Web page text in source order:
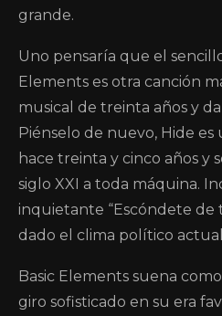
grande.
Uno pensaría que el
Elements es otra canción
musical de treinta años y
Piénselo de nuevo, Hide es
hace treinta y cinco años y
siglo XXI a toda máquina.
inquietante “Escóndete de
dado el clima político
Basic Elements suena
giro sofisticado en su era